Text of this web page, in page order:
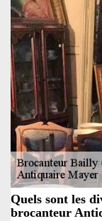
Quels sont les
brocanteur